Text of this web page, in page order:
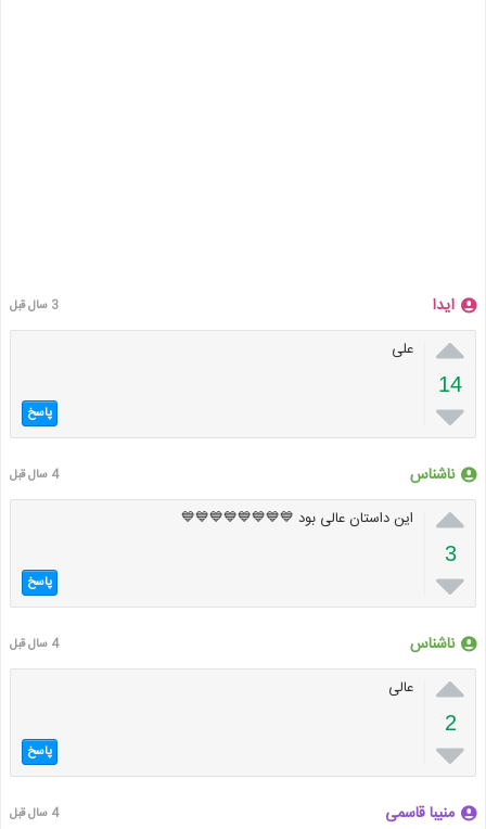
ایدا 3 سال قبل

14

علی
پاسخ
ناشناس 4 سال قبل

3

این داستان عالی بود 💙💙💙💙💙💙💙💙
پاسخ
ناشناس 4 سال قبل

2

عالی
پاسخ
منیبا قاسمی 4 سال قبل